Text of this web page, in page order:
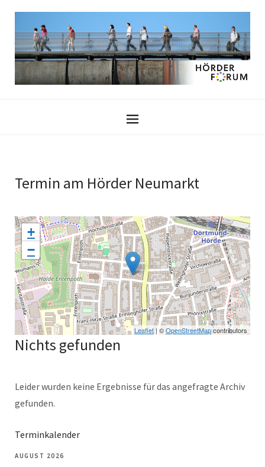
Termin am Hörder Neumarkt
+
−
Leaflet | ©OpenStreetMapcontributors
Nichts gefunden
Leider wurden keine Ergebnisse für das angefragte Archiv
gefunden.
Terminkalender
AUGUST 2026